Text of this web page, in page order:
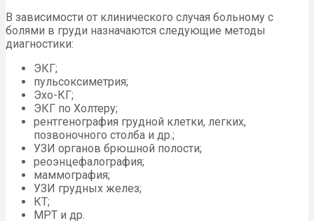
В зависимости от клинического случая больному с
болями в груди назначаются следующие методы
диагностики:
ЭКГ;
пульсоксиметрия;
Эхо-КГ;
ЭКГ по Холтеру;
рентгенография грудной клетки, легких,
позвоночного столба и др.;
УЗИ органов брюшной полости;
реоэнцефалография;
маммография;
УЗИ грудных желез;
КТ;
МРТ и др.